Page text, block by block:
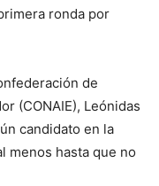
ronda por
de
(CONAIE), Leónidas
candidato en la
menos hasta que no